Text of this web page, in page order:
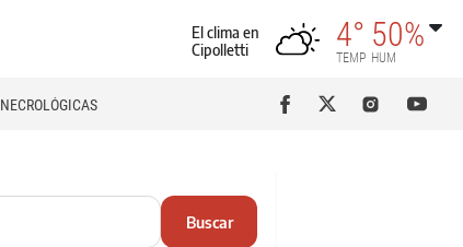
El clima en
Cipolletti
4°
TEMP
50%
HUM
NECROLÓGICAS
Buscar